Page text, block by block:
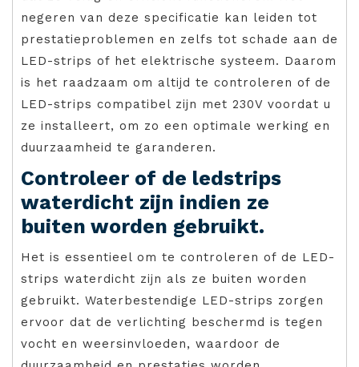
negeren van deze specificatie kan leiden tot
prestatieproblemen en zelfs tot schade aan de
LED-strips of het elektrische systeem. Daarom
is het raadzaam om altijd te controleren of de
LED-strips compatibel zijn met 230V voordat u
ze installeert, om zo een optimale werking en
duurzaamheid te garanderen.
Controleer of de ledstrips
waterdicht zijn indien ze
buiten worden gebruikt.
Het is essentieel om te controleren of de LED-
strips waterdicht zijn als ze buiten worden
gebruikt. Waterbestendige LED-strips zorgen
ervoor dat de verlichting beschermd is tegen
vocht en weersinvloeden, waardoor de